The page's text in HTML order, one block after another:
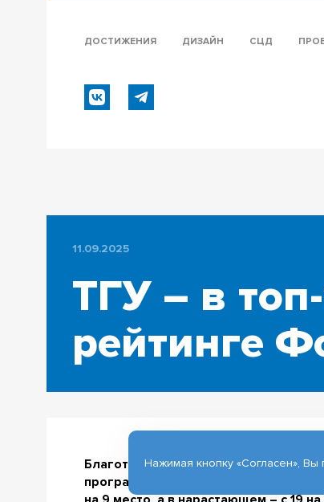
ДОСТИЖЕНИЯ ДИЗАЙН СЦД
11.09.2025
ТГУ – в
рейтинге
Благотворительный Фонд
программе фонда, за 2024/25
Нажимая кнопку «Согласен»,